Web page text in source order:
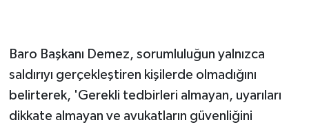
Baro Başkanı Demez, sorumluluğun yalnızca
saldırıyı gerçekleştiren kişilerde olmadığını
belirterek, 'Gerekli tedbirleri almayan, uyarıları
dikkate almayan ve avukatların güvenliğini